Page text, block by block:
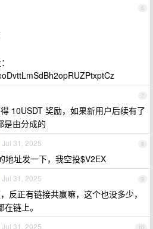
6
7
10USDT 奖励，如果新用户后续有了
是由分成的
8
Jul 31, 2025
地址发一下，我空投$V2EX
9
Jul 31, 2025
反正有链接共赢嘛，这个也没多少，
链上。
Jul 31, 2025